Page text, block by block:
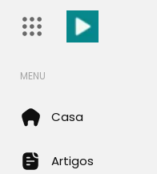
MENU
Casa
Artigos